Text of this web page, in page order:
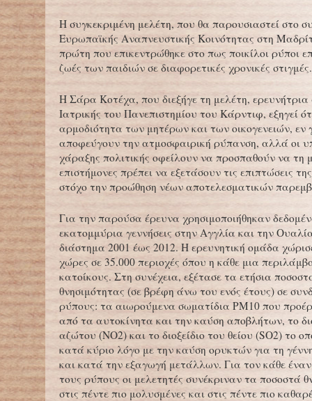
Η συγκεκριμένη μελέτη, που θα παρουσιαστεί στο
Ευρωπαϊκής Αναπνευστικής Κοινότητας στη
πρώτη που επικεντρώθηκε στο πως ποικίλοι ρύποι
ζωές των παιδιών σε διαφορετικές χρονικές στιγμές.
Η Σάρα Κοτέχα, που διεξήγε τη μελέτη, ερευνήτρια
Ιατρικής του Πανεπιστημίου του Κάρντιφ, εξηγεί
αρμοδιότητα των μητέρων και των οικογενειών, εν
αποφεύγουν την ατμοσφαιρική ρύπανση, αλλά οι
χάραξης πολιτικής οφείλουν να προσπαθούν να τη
επιστήμονες πρέπει να εξετάσουν τις επιπτώσεις
στόχο την προώθηση νέων αποτελεσματικών
Για την παρούσα έρευνα χρησιμοποιήθηκαν
εκατομμύρια γεννήσεις στην Αγγλία και την
διάστημα 2001 έως 2012. Η ερευνητική ομάδα
χώρες σε 35.000 περιοχές όπου η κάθε μια
κατοίκους. Στη συνέχεια, εξέτασε τα ετήσια
θνησιμότητας (σε βρέφη άνω του ενός έτους) σε
ρύπους: τα αιωρούμενα σωματίδια PM10 που
από τα αυτοκίνητα και την καύση αποβλήτων, το
αζώτου (NO2) και το διοξείδιο του θείου (SO2) το
κατά κύριο λόγο με την καύση ορυκτών για τη
και κατά την εξαγωγή μετάλλων. Για τον κάθε
τους ρύπους οι μελετητές συνέκριναν τα ποσοστά
στις πέντε πιο μολυσμένες και στις πέντε πιο